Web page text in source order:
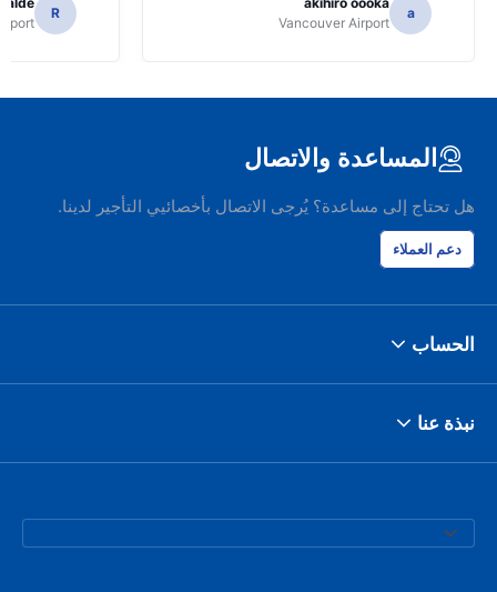
a
Vancouver Airport
R
المساعدة والاتصال
هل تحتاج إلى مساعدة؟ يُرجى الاتصال بأخصائيي التأجير لدينا.
دعم العملاء
الحساب
نبذة عنا